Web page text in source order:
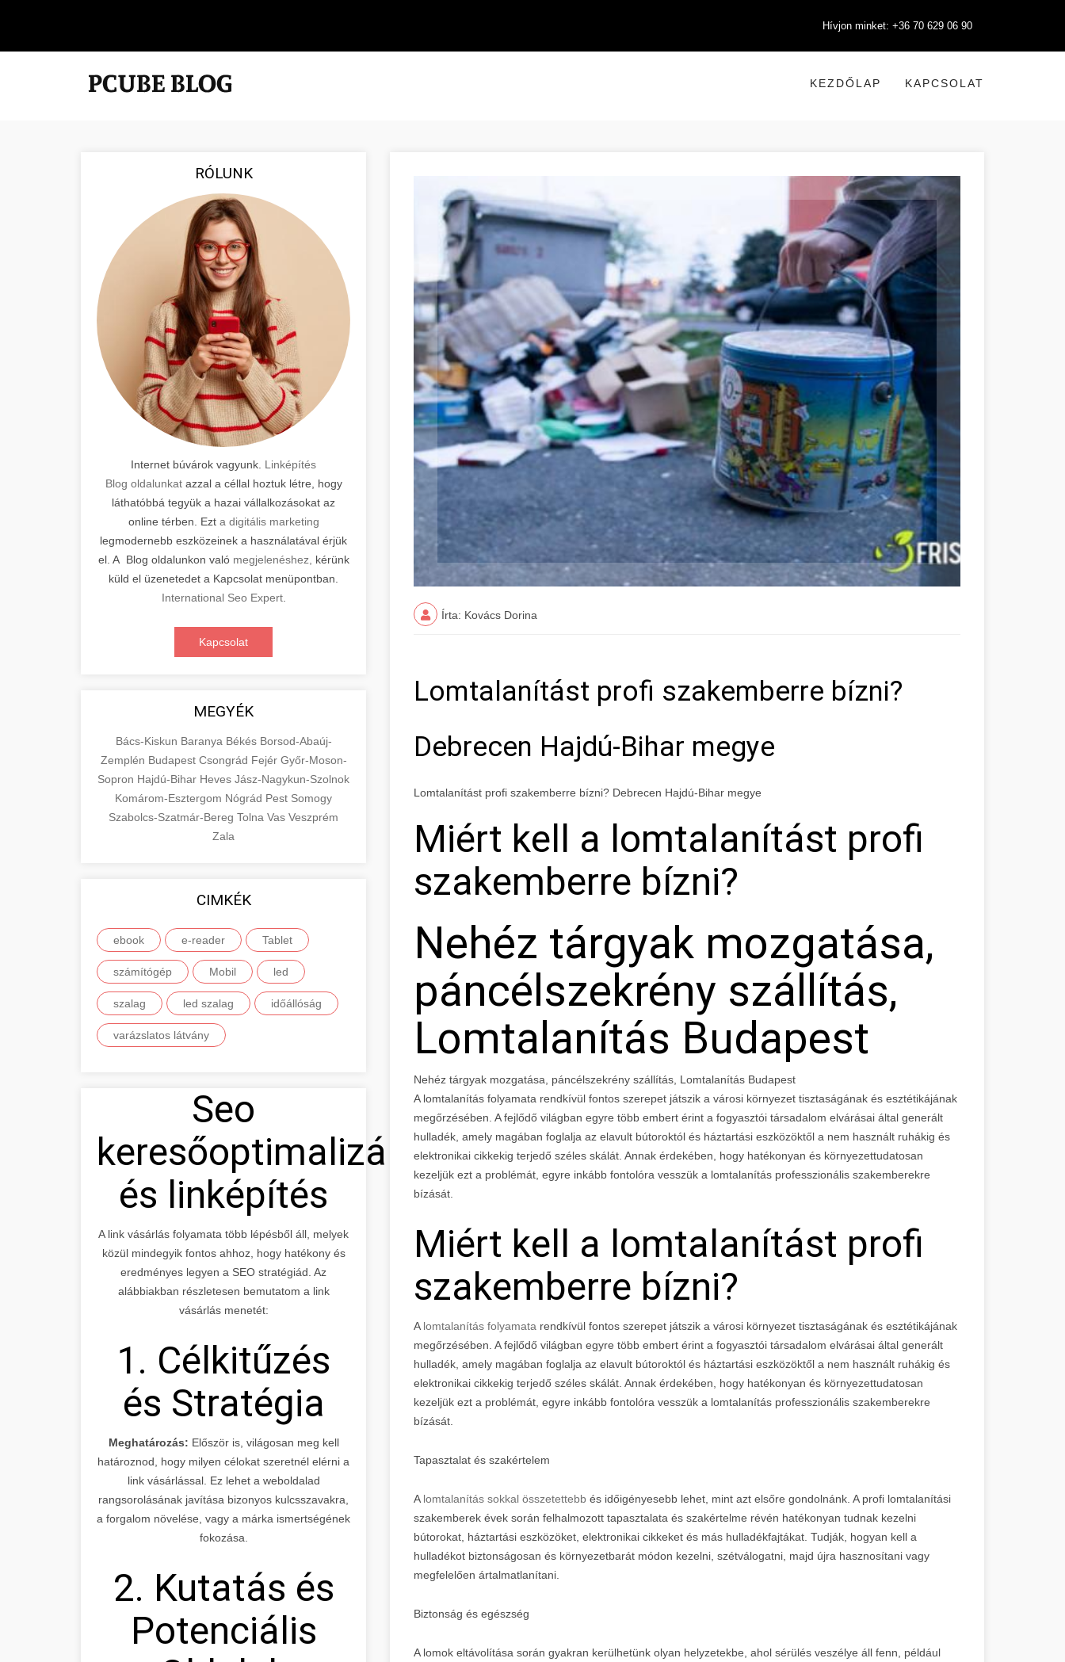
Hívjon minket: +36 70 629 06 90
KEZDŐLAP KAPCSOLAT
RÓLUNK
Internet búvárok vagyunk. Linképítés
Blog oldalunkatazzal a céllal hoztuk létre, hogy
láthatóbbá tegyük a hazai vállalkozásokat az
online térben. Ezt a digitális marketing
legmodernebb eszközeinek a használatával érjük
el. A Blog oldalunkon való megjelenéshez,
kérünk
küld el üzenetedet a Kapcsolat menüpontban.
International Seo Expert.
Kapcsolat
MEGYÉK
Bács-Kiskun Baranya Békés Borsod-Abaúj-
Zemplén Budapest Csongrád Fejér Győr-Moson-
Sopron Hajdú-Bihar Heves Jász-Nagykun-Szolnok
Komárom-Esztergom Nógrád Pest Somogy
Szabolcs-Szatmár-Bereg Tolna Vas Veszprém
Zala
CIMKÉK
ebook e-reader Tablet
számítógép Mobil led
szalag led szalag időállóság
varázslatos látvány
Seo
keresőoptimalizálás
és linképítés
A link vásárlás folyamata több lépésből áll, melyek
közül mindegyik fontos ahhoz, hogy hatékony és
eredményes legyen a SEO stratégiád. Az
alábbiakban részletesen bemutatom a link
vásárlás menetét:
1. Célkitűzés
és Stratégia
Meghatározás: Először is, világosan meg kell
határoznod, hogy milyen célokat szeretnél elérni a
link vásárlással. Ez lehet a weboldalad
rangsorolásának javítása bizonyos kulcsszavakra,
a forgalom növelése, vagy a márka ismertségének
fokozása.
2. Kutatás és
Potenciális
Írta: Kovács Dorina
Lomtalanítást profi szakemberre bízni?
Debrecen Hajdú-Bihar megye
Lomtalanítást profi szakemberre bízni? Debrecen Hajdú-Bihar megye
Miért kell a lomtalanítást profi
szakemberre bízni?
Nehéz tárgyak mozgatása,
páncélszekrény szállítás,
Lomtalanítás Budapest
Nehéz tárgyak mozgatása, páncélszekrény szállítás, Lomtalanítás Budapest
A lomtalanítás folyamata rendkívül fontos szerepet játszik a városi környezet tisztaságának és esztétikájának
megőrzésében. A fejlődő világban egyre több embert érint a fogyasztói társadalom elvárásai által generált
hulladék, amely magában foglalja az elavult bútoroktól és háztartási eszközöktől a nem használt ruhákig és
elektronikai cikkekig terjedő széles skálát. Annak érdekében, hogy hatékonyan és környezettudatosan
kezeljük ezt a problémát, egyre inkább fontolóra vesszük a lomtalanítás professzionális szakemberekre
bízását.
Miért kell a lomtalanítást profi
szakemberre bízni?
Alomtalanítás folyamata rendkívül fontos szerepet játszik a városi környezet tisztaságának és esztétikájának
megőrzésében. A fejlődő világban egyre több embert érint a fogyasztói társadalom elvárásai által generált
hulladék, amely magában foglalja az elavult bútoroktól és háztartási eszközöktől a nem használt ruhákig és
elektronikai cikkekig terjedő széles skálát. Annak érdekében, hogy hatékonyan és környezettudatosan
kezeljük ezt a problémát, egyre inkább fontolóra vesszük a lomtalanítás professzionális szakemberekre
bízását.
Tapasztalat és szakértelem
Alomtalanítás sokkal összetettebb és időigényesebb lehet, mint azt elsőre gondolnánk. A profi lomtalanítási
szakemberek évek során felhalmozott tapasztalata és szakértelme révén hatékonyan tudnak kezelni
bútorokat, háztartási eszközöket, elektronikai cikkeket és más hulladékfajtákat. Tudják, hogyan kell a
hulladékot biztonságosan és környezetbarát módon kezelni, szétválogatni, majd újra hasznosítani vagy
megfelelően ártalmatlanítani.
Biztonság és egészség
A lomok eltávolítása során gyakran kerülhetünk olyan helyzetekbe, ahol sérülés veszélye áll fenn, például